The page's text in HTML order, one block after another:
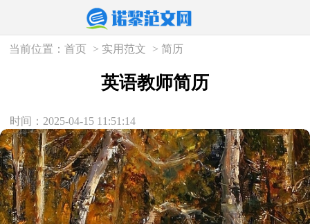
当前位置：首页 > 实用范文 >简历
英语教师简历
时间：2025-04-15 11:51:14